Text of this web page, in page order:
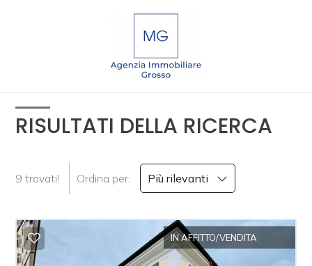
RISULTATI DELLA RICERCA
9 trovati! Ordina per: Più rilevanti
IN AFFITTO/VENDITA
SIAMO
Contratto
Vendita
Affitto